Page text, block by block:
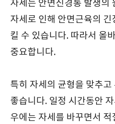
자세는 안면신경통 발생의
자세로 인해 안면근육의
킬 수 있습니다. 따라서 올
중요합니다.
특히 자세의 균형을 맞추고
좋습니다. 일정 시간동안
우에는 자세를 바꾸면서